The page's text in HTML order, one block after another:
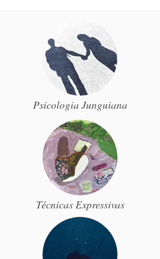
Psicologia Junguiana
Técnicas Expressivas